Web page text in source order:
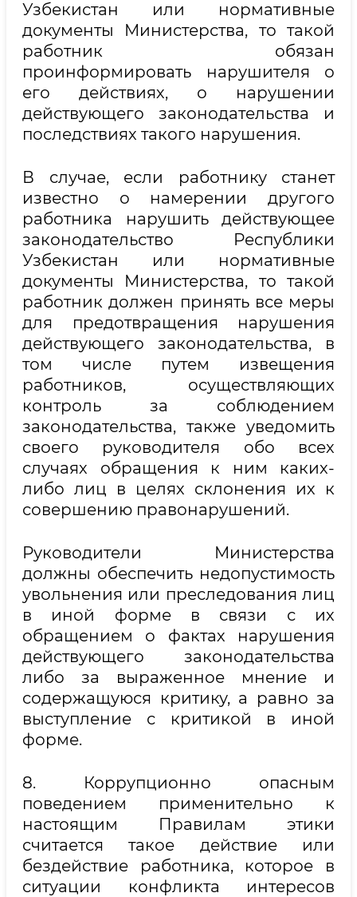
Узбекистан или нормативные
документы Министерства, то такой
работник обязан
проинформировать нарушителя о
его действиях, о нарушении
действующего законодательства и
последствиях такого нарушения.
В случае, если работнику станет
известно о намерении другого
работника нарушить действующее
законодательство Республики
Узбекистан или нормативные
документы Министерства, то такой
работник должен принять все меры
для предотвращения нарушения
действующего законодательства, в
том числе путем извещения
работников, осуществляющих
контроль за соблюдением
законодательства, также уведомить
своего руководителя обо всех
случаях обращения к ним каких-
либо лиц в целях склонения их к
совершению правонарушений.
Руководители Министерства
должны обеспечить недопустимость
увольнения или преследования лиц
в иной форме в связи с их
обращением о фактах нарушения
действующего законодательства
либо за выраженное мнение и
содержащуюся критику, а равно за
выступление с критикой в иной
форме.
8. Коррупционно опасным
поведением применительно к
настоящим Правилам этики
считается такое действие или
бездействие работника, которое в
ситуации конфликта интересов